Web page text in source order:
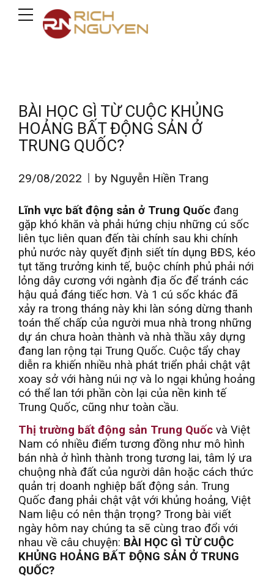
BÀI HỌC GÌ TỪ CUỘC KHỦNG
HOẢNG BẤT ĐỘNG SẢN Ở
TRUNG QUỐC?
29/08/2022 by Nguyễn Hiền Trang
Lĩnh vực bất động sản ở Trung Quốc đang
gặp khó khăn và phải hứng chịu những cú sốc
liên tục liên quan đến tài chính sau khi chính
phủ nước này quyết định siết tín dụng BĐS, kéo
tụt tăng trưởng kinh tế, buộc chính phủ phải nới
lỏng dây cương với ngành địa ốc để tránh các
hậu quả đáng tiếc hơn. Và 1 cú sốc khác đã
xảy ra trong tháng này khi làn sóng dừng thanh
toán thế chấp của người mua nhà trong những
dự án chưa hoàn thành và nhà thầu xây dựng
đang lan rộng tại Trung Quốc. Cuộc tẩy chay
diễn ra khiến nhiều nhà phát triển phải chật vật
xoay sở với hàng núi nợ và lo ngại khủng hoảng
có thể lan tới phần còn lại của nền kinh tế
Trung Quốc, cũng như toàn cầu.
Thị trường bất động sản Trung Quốc và Việt
Nam có nhiều điểm tương đồng như mô hình
bán nhà ở hình thành trong tương lai, tâm lý ưa
chuộng nhà đất của người dân hoặc cách thức
quản trị doanh nghiệp bất động sản. Trung
Quốc đang phải chật vật với khủng hoảng, Việt
Nam liệu có nên thận trọng? Trong bài viết
ngày hôm nay chúng ta sẽ cùng trao đổi với
nhau về câu chuyện: BÀI HỌC GÌ TỪ CUỘC
KHỦNG HOẢNG BẤT ĐỘNG SẢN Ở TRUNG
QUỐC?